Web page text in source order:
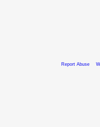
Report Abuse